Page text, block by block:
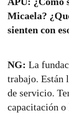
Micaela?
sienten con
NG: La
trabajo. Están
de servicio.
capacitación o